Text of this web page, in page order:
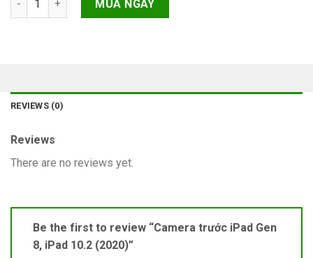
MUA NGAY
REVIEWS (0)
Reviews
There are no reviews yet.
Be the first to review “Camera trước iPad Gen
8, iPad 10.2 (2020)”